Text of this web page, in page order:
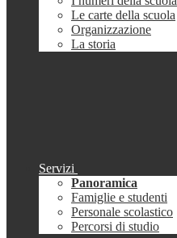
Le carte della scuola
Organizzazione
La storia
Servizi
Panoramica
Famiglie e studenti
Personale scolastico
Percorsi di studio